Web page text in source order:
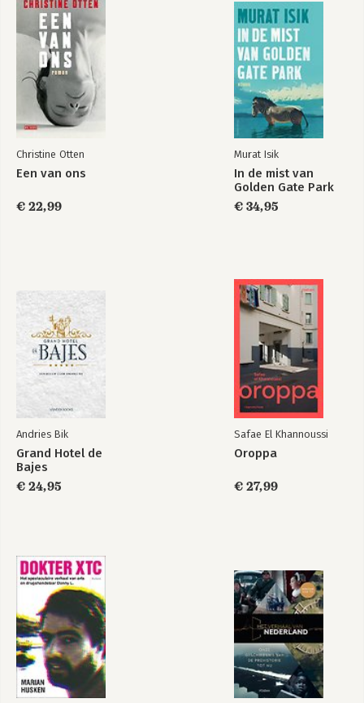
BASTA
Bekijk alle boeken
Christine Otten
Een van ons
€ 22,99
Murat Isik
In de mist van
Golden Gate Park
€ 34,95
Andries Bik
Grand Hotel de
Bajes
€ 24,95
Safae El Khannoussi
Oroppa
€ 27,99